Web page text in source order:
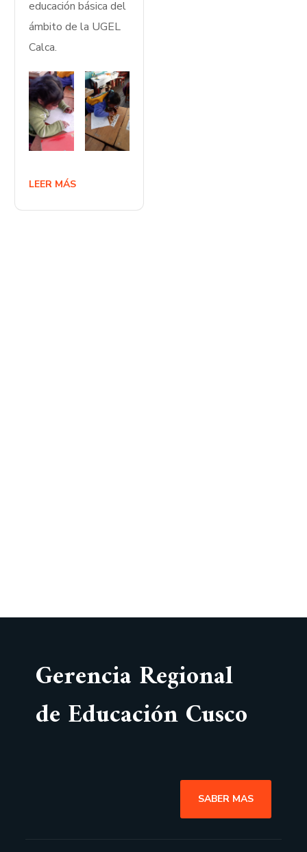
educación básica del
ámbito de la UGEL
Calca.
LEER MÁS
Gerencia Regional
de Educación Cusco
SABER MAS